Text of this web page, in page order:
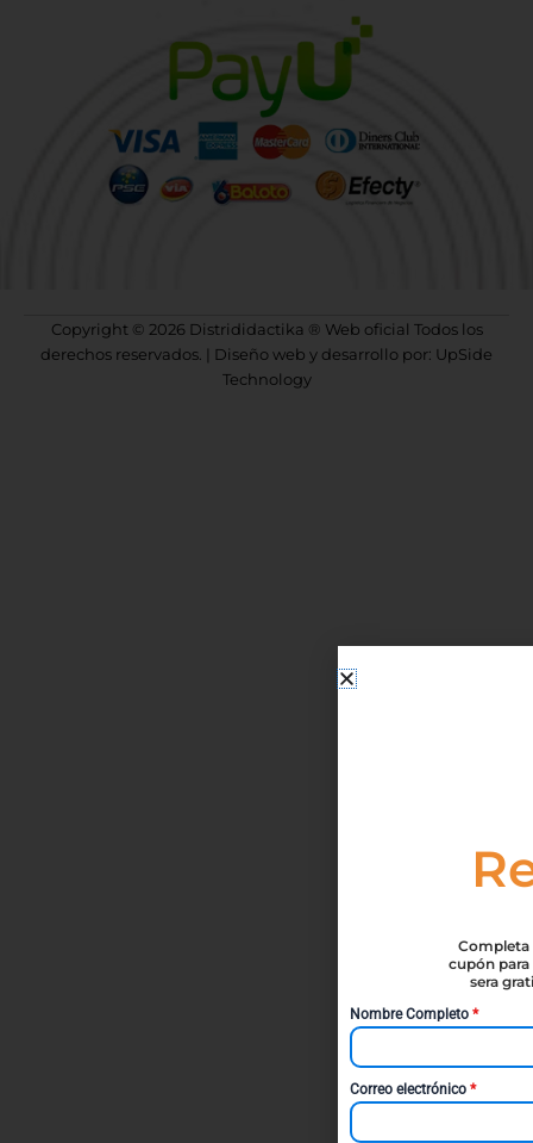
Copyright © 2026 Distrididactika ® Web oficial Todos los
derechos reservados. | Diseño web y desarrollo por: UpSide
Technology
Completa
cupón para
sera
Nombre Completo *
Correo electrónico *